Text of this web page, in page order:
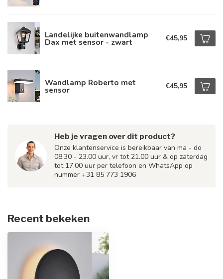
Landelijke buitenwandlamp
Dax met sensor - zwart €45,95
Wandlamp Roberto met
sensor €45,95
Heb je vragen over dit product?
Onze klantenservice is bereikbaar van ma - do
08.30 - 23.00 uur, vr tot 21.00 uur & op zaterdag
tot 17.00 uur per telefoon en WhatsApp op
nummer +31 85 773 1906
Recent bekeken